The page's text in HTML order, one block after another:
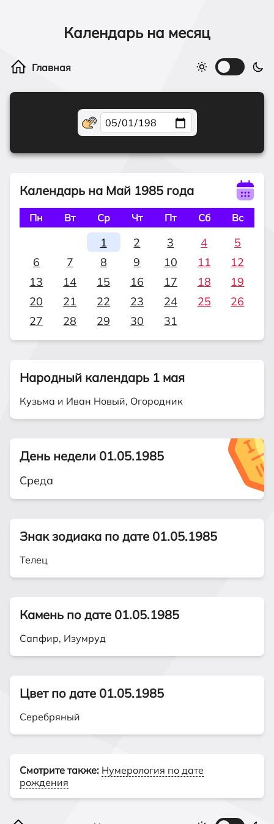
Календарь на месяц
Календарь на Май 1985 года
Пн Вт Ср Чт Пт Сб Вс
1 2 3 4
5
6
7 8 9 10 11
12
13
14 15 16 17 18
19
20
21 22 23 24 25
26
27
28 29 30 31
Народный календарь 1 мая
Кузьма и Иван Новый, Огородник
День недели 01.05.1985
Среда
Знак зодиака по дате 01.05.1985
Телец
Камень по дате 01.05.1985
Сапфир, Изумруд
Цвет по дате 01.05.1985
Серебряный
Смотрите также: Нумерология по дате
рождения